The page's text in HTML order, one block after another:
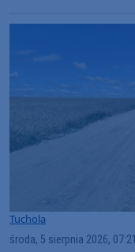
Tuchola
środa, 5 sierpnia 2026, 07:21